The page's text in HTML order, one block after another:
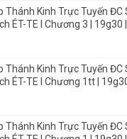
Thánh Kinh Trực Tuyến ĐC
ÉT-TE I Chương 3 |
Thánh Kinh Trực Tuyến ĐC
ÉT-TE I Chương 1tt |
Thánh Kinh Trực Tuyến ĐC